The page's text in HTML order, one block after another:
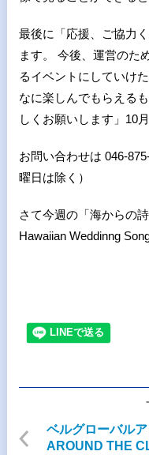
最後に「応援、ご協力
ます。 今後、運営のた
るイベントにしていけ
なに楽しんでもらえる
しくお願いします」10
お問い合わせは 046-
曜日は除く）
さて今週の「海から
Hawaiian Weddinng
ベルグローバル
AROUND THE